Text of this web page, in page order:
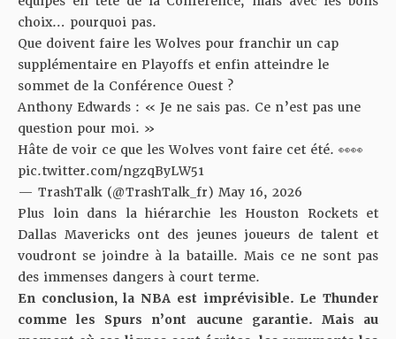
choix… pourquoi pas.
Que doivent faire les Wolves pour franchir un cap
supplémentaire en Playoffs et enfin atteindre le
sommet de la Conférence Ouest ?
Anthony Edwards : « Je ne sais pas. Ce n’est pas une
question pour moi. »
Hâte de voir ce que les Wolves vont faire cet été. 👀👀
pic.twitter.com/ngzqByLW51
— TrashTalk (@TrashTalk_fr) May 16, 2026
Plus loin dans la hiérarchie les Houston Rockets et
Dallas Mavericks ont des jeunes joueurs de talent et
voudront se joindre à la bataille. Mais ce ne sont pas
des immenses dangers à court terme.
En conclusion, la NBA est imprévisible. Le Thunder
comme les Spurs n’ont aucune garantie. Mais au